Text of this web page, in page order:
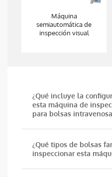
Máquina
semiautomática de
inspección visual
¿Qué incluye la
esta máquina de
para bolsas
¿Qué tipos de bolsas
inspeccionar esta